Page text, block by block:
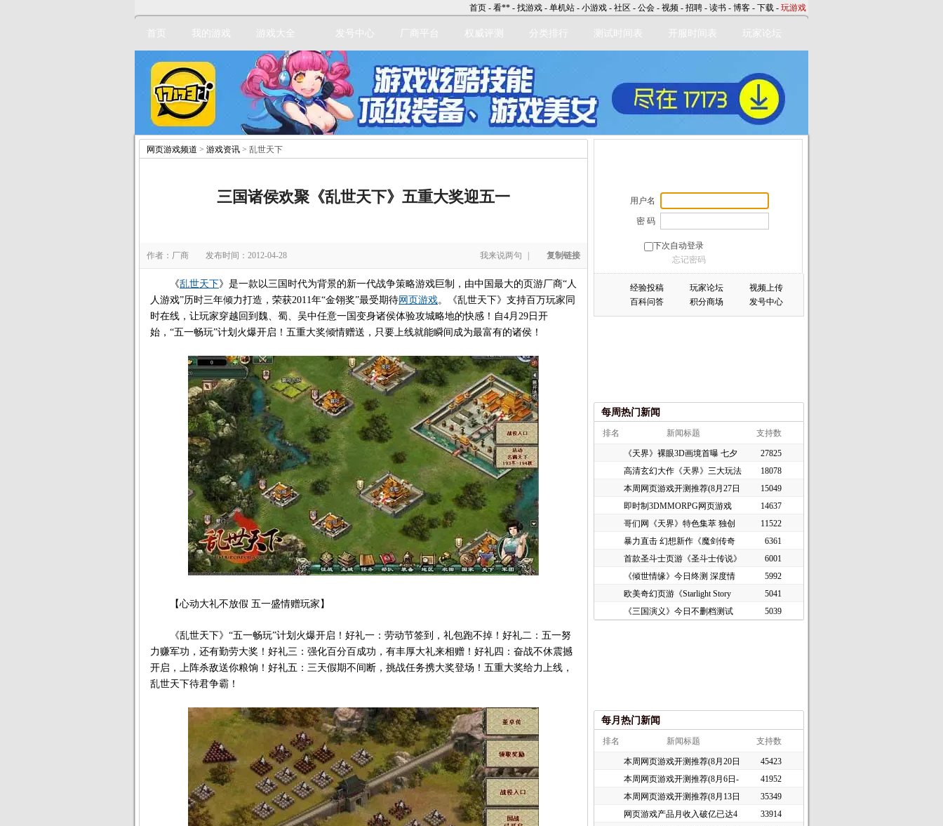
首页 - 看** - 找游戏 - 单机站 - 小游戏 - 社区 - 公会 - 视频 - 招聘 - 读书 - 博客 - 下载 - 玩游戏
首页 我的游戏 游戏大全 发号中心 厂商平台 权威评测 分类排行 测试时间表 开服时间表 玩家论坛
网页游戏频道 > 游戏资讯 > 乱世天下
三国诸侯欢聚《乱世天下》五重大奖迎五一
作者：厂商 发布时间：2012-04-28 我来说两句 复制链接
《乱世天下》是一款以三国时代为背景的新一代战争策略游戏巨制，由中国最大的页游厂商“人
人游戏”历时三年倾力打造，荣获2011年“金翎奖”最受期待网页游戏。《乱世天下》支持百万玩家同
时在线，让玩家穿越回到魏、蜀、吴中任意一国变身诸侯体验攻城略地的快感！自4月29日开
始，“五一畅玩”计划火爆开启！五重大奖倾情赠送，只要上线就能瞬间成为最富有的诸侯！
【心动大礼不放假 五一盛情赠玩家】
《乱世天下》“五一畅玩”计划火爆开启！好礼一：劳动节签到，礼包跑不掉！好礼二：五一努
力赚军功，还有勤劳大奖！好礼三：强化百分百成功，有丰厚大礼来相赠！好礼四：奋战不休震撼
开启，上阵杀敌送你粮饷！好礼五：三天假期不间断，挑战任务携大奖登场！五重大奖给力上线，
乱世天下待君争霸！
立即注册
用户名
密 码
下次自动登录
忘记密码
经验投稿 玩家论坛
视频上传
百科问答
积分商场 发号中心
每周热门新闻
排名 新闻标题 支持数
《天界》裸眼3D画境首曝 七夕
27825
高清玄幻大作《天界》三大玩法
18078
本周网页游戏开测推荐(8月27日
15049
即时制3DMMORPG网页游戏
《谜境
14637
哥们网《天界》特色集萃 独创
11522
暴力直击 幻想新作《魔剑传奇
6361
首款圣斗士页游《圣斗士传说》
6001
《倾世情缘》今日终测 深度情
5992
欧美奇幻页游《Starlight Story
5041
《三国演义》今日不删档测试
5039
每月热门新闻
排名 新闻标题 支持数
本周网页游戏开测推荐(8月20日
45423
本周网页游戏开测推荐(8月6日-
41952
本周网页游戏开测推荐(8月13日
35349
网页游戏产品月收入破亿已达4
33914